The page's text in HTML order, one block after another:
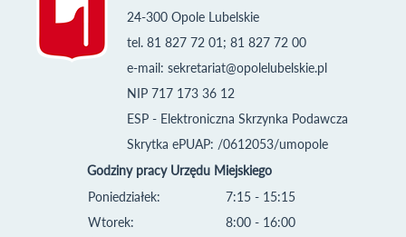
24-300 Opole Lubelskie
tel. 81 827 72 01; 81 827 72 00
e-mail: sekretariat@opolelubelskie.pl
NIP 717 173 36 12
ESP - Elektroniczna Skrzynka Podawcza
Skrytka ePUAP: /0612053/umopole
Godziny pracy Urzędu Miejskiego
Poniedziałek:
Wtorek:
7:15 - 15:15
8:00 - 16:00